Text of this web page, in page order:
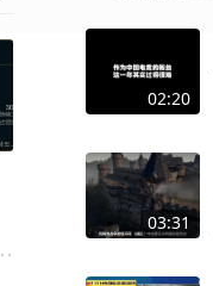
02:20
03:31